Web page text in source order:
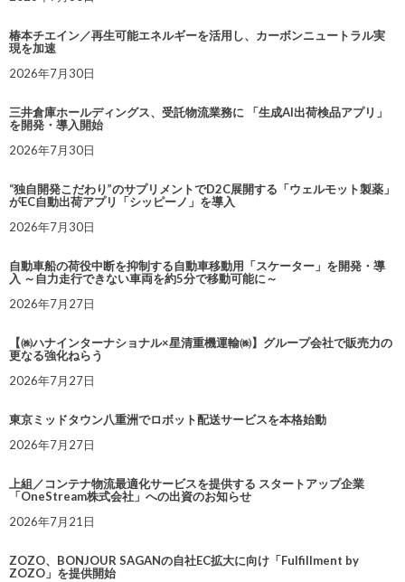
椿本チエイン／再生可能エネルギーを活用し、カーボンニュートラル実
現を加速
2026年7月30日
三井倉庫ホールディングス、受託物流業務に 「生成AI出荷検品アプリ」
を開発・導入開始
2026年7月30日
“独自開発こだわり”のサプリメントでD2C展開する「ウェルモット製薬」
がEC自動出荷アプリ「シッピーノ」を導入
2026年7月30日
自動車船の荷役中断を抑制する自動車移動用「スケーター」を開発・導
入 ～自力走行できない車両を約5分で移動可能に～
2026年7月27日
【㈱ハナインターナショナル×星清重機運輸㈱】グループ会社で販売力の
更なる強化ねらう
2026年7月27日
東京ミッドタウン八重洲でロボット配送サービスを本格始動
2026年7月27日
上組／コンテナ物流最適化サービスを提供する スタートアップ企業
「OneStream株式会社」への出資のお知らせ
2026年7月21日
ZOZO、BONJOUR SAGANの自社EC拡大に向け「Fulfillment by
ZOZO」を提供開始